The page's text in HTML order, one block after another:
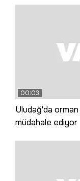
00:03
Uludağ'da orman
müdahale ediyor